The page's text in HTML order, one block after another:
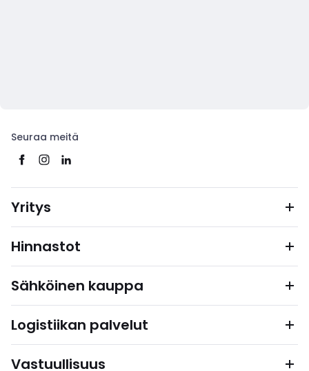
Seuraa meitä
Yritys
Hinnastot
Sähköinen kauppa
Logistiikan palvelut
Vastuullisuus